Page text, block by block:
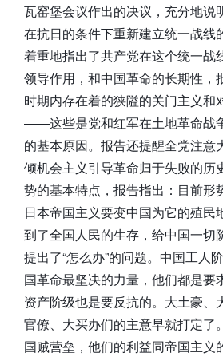
瓦窑堡会议作出的决议，充分地说
在抗日的条件下重新建立统一战线
着重地指出了共产党在这个统一战
领导作用，和中国革命的长期性，
时期内存在着的狭隘的关门主义和
——这些是党和红军在土地革命战
的基本原因。报告还提醒全党注意
倾机会主义引导革命归于失败的历
势的基本特点，报告指出：目前形
日本帝国主义要变中国为它的殖民
到了全国人民的生存，给中国一切
提出了“怎么办”的问题。中国工人
国革命最坚决的力量，他们都是要
资产阶级也是要反抗的。大土豪、
官僚、大买办们的主意早就打定了
国贼营垒，他们的利益同帝国主义